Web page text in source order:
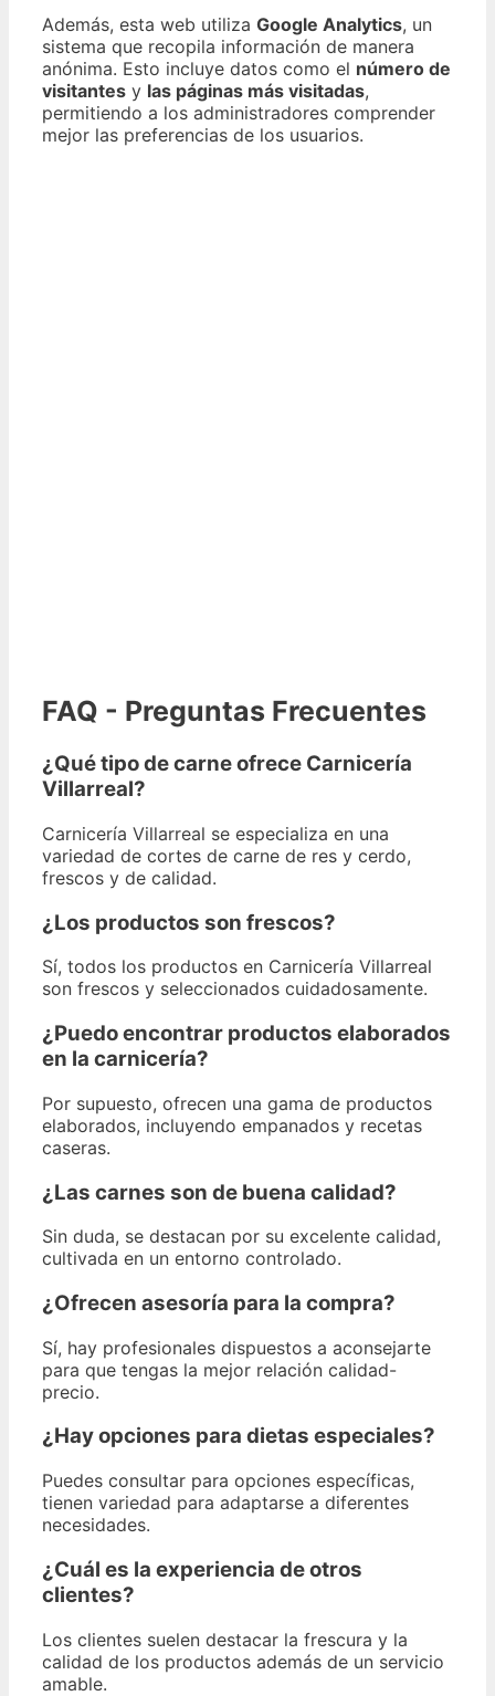
Además, esta web utiliza Google Analytics, un
sistema que recopila información de manera
anónima. Esto incluye datos como el número de
visitantes y las páginas más visitadas,
permitiendo a los administradores comprender
mejor las preferencias de los usuarios.
FAQ - Preguntas Frecuentes
¿Qué tipo de carne ofrece Carnicería
Villarreal?
Carnicería Villarreal se especializa en una
variedad de cortes de carne de res y cerdo,
frescos y de calidad.
¿Los productos son frescos?
Sí, todos los productos en Carnicería Villarreal
son frescos y seleccionados cuidadosamente.
¿Puedo encontrar productos elaborados
en la carnicería?
Por supuesto, ofrecen una gama de productos
elaborados, incluyendo empanados y recetas
caseras.
¿Las carnes son de buena calidad?
Sin duda, se destacan por su excelente calidad,
cultivada en un entorno controlado.
¿Ofrecen asesoría para la compra?
Sí, hay profesionales dispuestos a aconsejarte
para que tengas la mejor relación calidad-
precio.
¿Hay opciones para dietas especiales?
Puedes consultar para opciones específicas,
tienen variedad para adaptarse a diferentes
necesidades.
¿Cuál es la experiencia de otros
clientes?
Los clientes suelen destacar la frescura y la
calidad de los productos además de un servicio
amable.